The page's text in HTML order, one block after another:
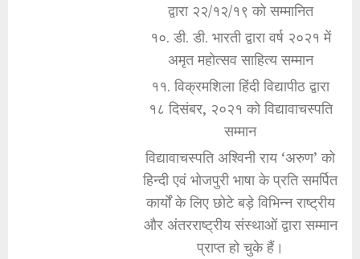
द्वारा २२/१२/१९ को सम्मानित
१०. डी. डी. भारती द्वारा वर्ष २०२१ में
अमृत महोत्सव साहित्य सम्मान
११. विक्रमशिला हिंदी विद्यापीठ द्वारा
१८ दिसंबर, २०२१ को विद्यावाचस्पति
सम्मान
विद्यावाचस्पति अश्विनी राय ‘अरुण’ को
हिन्दी एवं भोजपुरी भाषा के प्रति समर्पित
कार्यों के लिए छोटे बड़े विभिन्न राष्ट्रीय
और अंतरराष्ट्रीय संस्थाओं द्वारा सम्मान
प्राप्त हो चुके हैं।